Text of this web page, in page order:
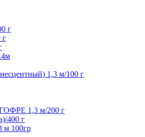
г
г
1,3 м/100 г
1,3 м/200 г
400 г
м 100гр